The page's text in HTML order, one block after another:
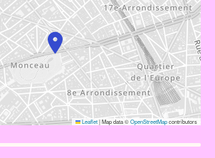
Leaflet|Map data ©OpenStreetMapcontributors